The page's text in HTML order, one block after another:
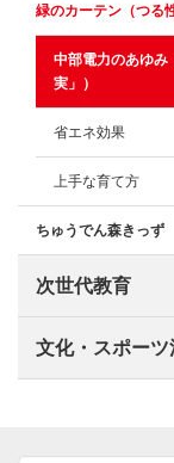
緑のカーテン（つる
中部電力のあゆみ
実」）
省エネ効果
上手な育て方
ちゅうでん森きっず
次世代教育
文化・スポーツ